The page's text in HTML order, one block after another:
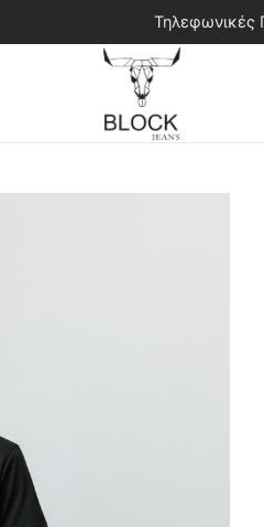
Τηλεφωνικές